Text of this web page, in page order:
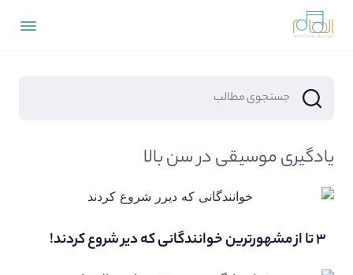
یادگیری موسیقی در سن بالا
۳ تا از مشهورترین خوانندگانی که دیر شروع کردند!